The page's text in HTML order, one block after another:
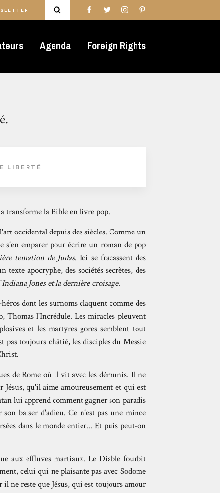
Agenda Foreign Rights
LIBERTÉ
transforme la Bible en livre pop.
occidental depuis des siècles. Comme un
s'en emparer pour écrire un roman de pop
tentation de Judas. Ici se fracassent des
apocryphe, des sociétés secrètes, des
Indiana Jones et la dernière croisage.
dont les surnoms claquent comme des
Thomas l'Incrédule. Les miracles pleuvent
et les martyres gores semblent tout
toujours châtié, les disciples du Messie
de Rome où il vit avec les démunis. Il ne
qu'il aime amoureusement et qui est
lui apprend comment gagner son paradis
baiser d'adieu. Ce n'est pas une mince
dans le monde entier... Et puis peut-on
aux effluves martiaux. Le Diable fourbit
celui qui ne plaisante pas avec Sodome
ne reste que Jésus, qui est toujours amour